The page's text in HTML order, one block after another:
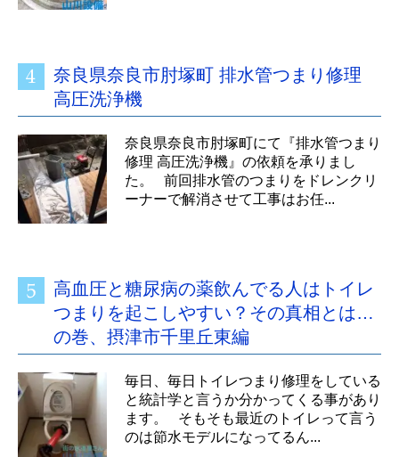
奈良県奈良市肘塚町 排水管つまり修理
高圧洗浄機
奈良県奈良市肘塚町にて『排水管つまり
修理 高圧洗浄機』の依頼を承りまし
た。 前回排水管のつまりをドレンクリ
ーナーで解消させて工事はお任...
高血圧と糖尿病の薬飲んでる人はトイレ
つまりを起こしやすい？その真相とは…
の巻、摂津市千里丘東編
毎日、毎日トイレつまり修理をしている
と統計学と言うか分かってくる事があり
ます。 そもそも最近のトイレって言う
のは節水モデルになってるん...